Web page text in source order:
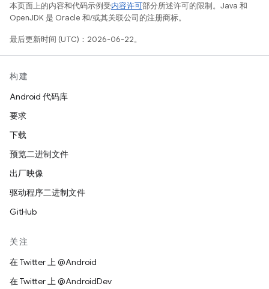
本页面上的内容和代码示例受内容许可部分所述许可的限制。Java 和
OpenJDK 是 Oracle 和/或其关联公司的注册商标。
最后更新时间 (UTC)：2026-06-22。
构建
Android 代码库
要求
下载
预览二进制文件
出厂映像
驱动程序二进制文件
GitHub
关注
在 Twitter 上 @Android
在 Twitter 上 @AndroidDev